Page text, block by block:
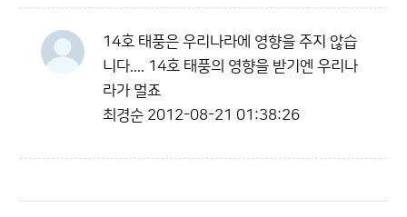
14호 태풍은 우리나라에 영향을 주지 않습
니다.... 14호 태풍의 영향을 받기엔 우리나
라가 멀죠
최경순 2012-08-21 01:38:26